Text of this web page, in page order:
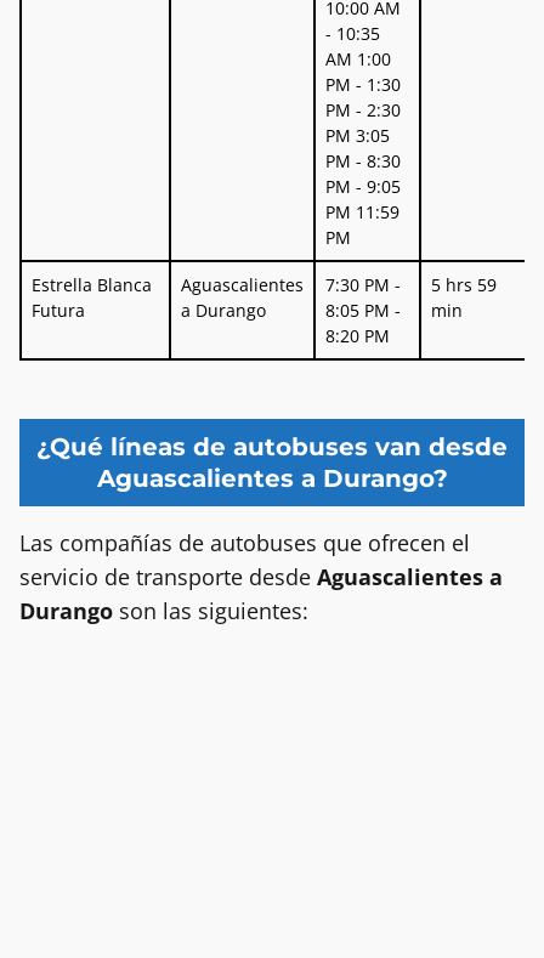
10:00 AM
- 10:35
AM 1:00
PM - 1:30
PM - 2:30
PM 3:05
PM - 8:30
PM - 9:05
PM 11:59
PM
Estrella Blanca
Futura
Aguascalientes
a Durango
7:30 PM -
8:05 PM -
8:20 PM
5 hrs 59
min
¿Qué líneas de autobuses van desde
Aguascalientes a Durango?
Las compañías de autobuses que ofrecen el
servicio de transporte desde Aguascalientes a
Durango son las siguientes: